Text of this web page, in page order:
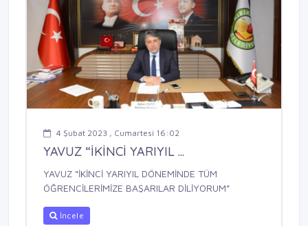
4 Şubat 2023 , Cumartesi 16:02
YAVUZ “İKİNCİ YARIYIL ...
YAVUZ “İKİNCİ YARIYIL DÖNEMİNDE TÜM
ÖĞRENCİLERİMİZE BAŞARILAR DİLİYORUM”
İncele